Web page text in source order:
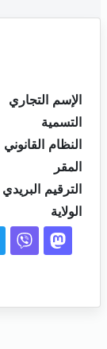
الإسم التجاري
التسمية
النظام القانوني
المقر
الترقيم البريدي
الولاية